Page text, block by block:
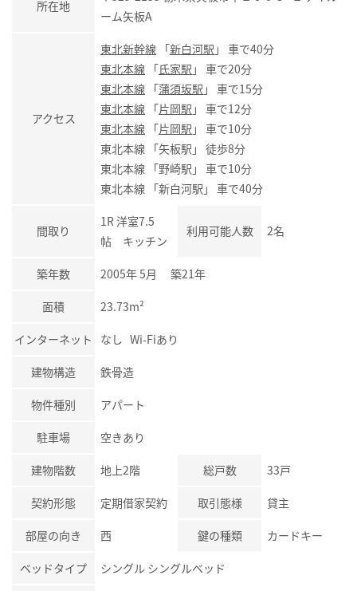
所在地
ーム矢板A
アクセス
東北新幹線 「新白河駅 」 車で40分
東北本線 「氏家駅 」 車で20分
東北本線 「蒲須坂駅 」 車で15分
東北本線 「片岡駅 」 車で12分
東北本線 「片岡駅 」 車で10分
東北本線 「矢板駅」 徒歩8分
東北本線 「野崎駅」 車で10分
東北本線 「新白河駅」 車で40分
間取り
1R 洋室7.5
帖 キッチン
利用可能人数 2名
築年数 2005年 5月 築21年
面積 23.73m²
インターネット なし Wi-Fiあり
建物構造 鉄骨造
物件種別 アパート
駐車場 空きあり
建物階数 地上2階 総戸数 33戸
契約形態 定期借家契約 取引態様 貸主
部屋の向き 西 鍵の種類 カードキー
ベッドタイプ シングル シングルベッド